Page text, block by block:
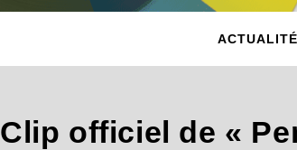
Clip officiel de «